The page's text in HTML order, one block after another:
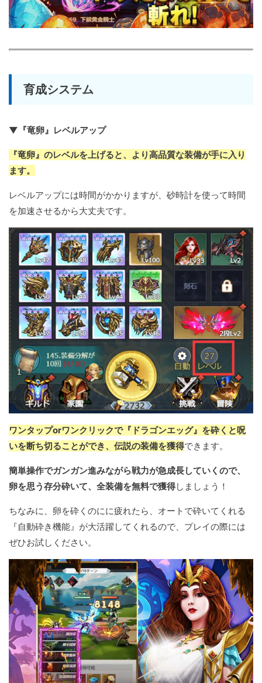
育成システム
▼『竜卵』レベルアップ
『竜卵』のレベルを上げると、より高品質な装備が手に入り
ます。
レベルアップには時間がかかりますが、砂時計を使って時間
を加速させるから大丈夫です。
ワンタップorワンクリックで『ドラゴンエッグ』を砕くと呪
いを断ち切ることができ、伝説の装備を獲得できます。
簡単操作でガンガン進みながら戦力が急成長していくので、
卵を思う存分砕いて、全装備を無料で獲得しましょう！
ちなみに、卵を砕くのにに疲れたら、オートで砕いてくれる
『自動砕き機能』が大活躍してくれるので、プレイの際には
ぜひお試しください。